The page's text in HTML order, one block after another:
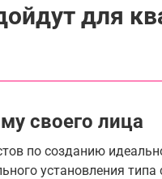
для
своего лица
по созданию
установления типа